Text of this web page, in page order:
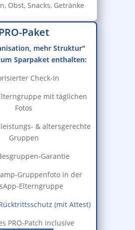
Obst, Snacks, Getränke
Paket
mehr Struktur"
Sparpaket enthalten:
Check-In
mit täglichen
Fotos
& altersgerechte
Gruppen
Garantie
Gruppenfoto in der
Elterngruppe
(mit Attest)
PRO-Patch inclusive